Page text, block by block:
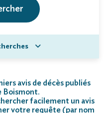
avis de décès publiés
Boismont.
facilement un avis
votre requête (par nom